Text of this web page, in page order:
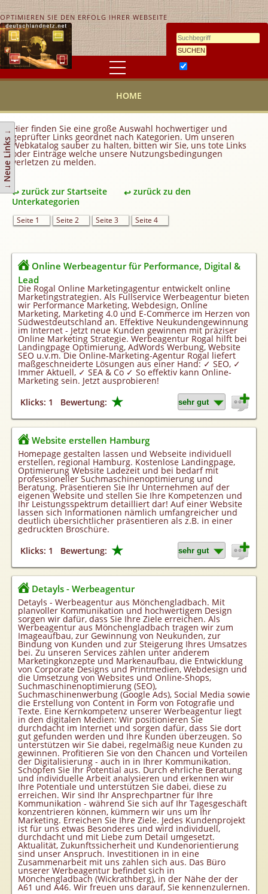
OPTIMIEREN SIE DEN ERFOLG IHRER WEBSEITE
AGB
Link hinzufügen
Eintrag ändern
Werbedienstleistungen
Partner
Homepageerstellung
Webkatalog
Linkaufbau
Sonderangebot
HOME
Hier finden Sie eine große Auswahl hochwertiger und
geprüfter Links geordnet nach Kategorien. Um unseren
Webkatalog sauber zu halten, bitten wir Sie, uns tote Links
oder Einträge welche unsere Nutzungsbedingungen
verletzen zu melden.
zurück zur Startseite
zurück zu den
Unterkategorien
Seite 1 Seite 2 Seite 3 Seite 4
Online Werbeagentur für Performance, Digital &
Lead
Die Rogal Online Marketingagentur entwickelt online
Marketingstrategien. Als Fullservice Werbeagentur bieten
wir Performance Marketing, Webdesign, Online
Marketing, Marketing 4.0 und E-Commerce im Herzen von
Südwestdeutschland an. Effektive Neukundengewinnung
im Internet - Jetzt neue Kunden gewinnen mit präziser
Online Marketing Strategie. Werbeagentur Rogal hilft bei
Landingpage Optimierung, AdWords Werbung, Website
SEO u.v.m. Die Online-Marketing-Agentur Rogal liefert
maßgeschneiderte Lösungen aus einer Hand: ✓ SEO, ✓
Immer Aktuell, ✓ SEA & Co ✓ So effektiv kann Online-
Marketing sein. Jetzt ausprobieren!
Klicks: 1
Bewertung: ★
Website erstellen Hamburg
Homepage gestalten lassen und Webseite individuell
erstellen, regional Hamburg. Kostenlose Landingpage,
Optimierung Website Ladezeit und bei bedarf mit
professioneller Suchmaschinenoptimierung und
Beratung. Präsentieren Sie Ihr Unternehmen auf der
eigenen Website und stellen Sie Ihre Kompetenzen und
Ihr Leistungsspektrum detailliert dar! Auf einer Website
lassen sich Informationen nämlich umfangreicher und
deutlich übersichtlicher präsentieren als z.B. in einer
gedruckten Broschüre.
Klicks: 1
Bewertung: ★
Detayls - Werbeagentur
Detayls - Werbeagentur aus Mönchengladbach. Mit
planvoller Kommunikation und hochwertigem Design
sorgen wir dafür, dass Sie Ihre Ziele erreichen. Als
Werbeagentur aus Mönchengladbach tragen wir zum
Imageaufbau, zur Gewinnung von Neukunden, zur
Bindung von Kunden und zur Steigerung Ihres Umsatzes
bei. Zu unseren Services zählen unter anderem
Marketingkonzepte und Markenaufbau, die Entwicklung
von Corporate Designs und Printmedien, Webdesign und
die Umsetzung von Websites und Online-Shops,
Suchmaschinenoptimierung (SEO),
Suchmaschinenwerbung (Google Ads), Social Media sowie
die Erstellung von Content in Form von Fotografie und
Texte. Eine Kernkompetenz unserer Werbeagentur liegt
in den digitalen Medien: Wir positionieren Sie
durchdacht im Internet und sorgen dafür, dass Sie dort
gut gefunden werden und Ihre Kunden überzeugen. So
unterstützen wir Sie dabei, regelmäßig neue Kunden zu
gewinnen. Profitieren Sie von den Chancen und Vorteilen
der Digitalisierung - auch in in Ihrer Kommunikation.
Schöpfen Sie Ihr Potential aus. Durch ehrliche Beratung
und individuelle Arbeit analysieren und erkennen wir
Ihre Potentiale und unterstützen Sie dabei, diese zu
erreichen. Wir sind Ihr Ansprechpartner für Ihre
Kommunikation - während Sie sich auf Ihr Tagesgeschäft
konzentrieren können, kümmern wir uns um Ihr
Marketing. Erreichen Sie Ihre Ziele. Jedes Kundenprojekt
ist für uns etwas Besonderes und wird individuell,
durchdacht und mit Liebe zum Detail umgesetzt.
Aktualität, Zukunftssicherheit und Kundenorientierung
sind unser Anspruch. Investitionen in in eine
Zusammenarbeit mit uns zahlen sich aus. Das Büro
unserer Werbeagentur befindet sich in
Mönchengladbach (Wickrathberg), in der Nähe der der
A61 und A46. Wir freuen uns darauf, Sie kennenzulernen.
↓ Neue Links ↓